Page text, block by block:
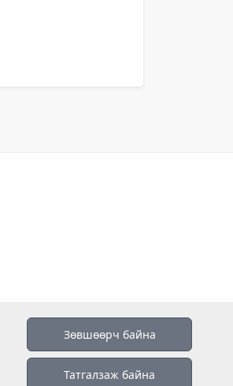
Зөвшөөрч байна
Татгалзаж байна